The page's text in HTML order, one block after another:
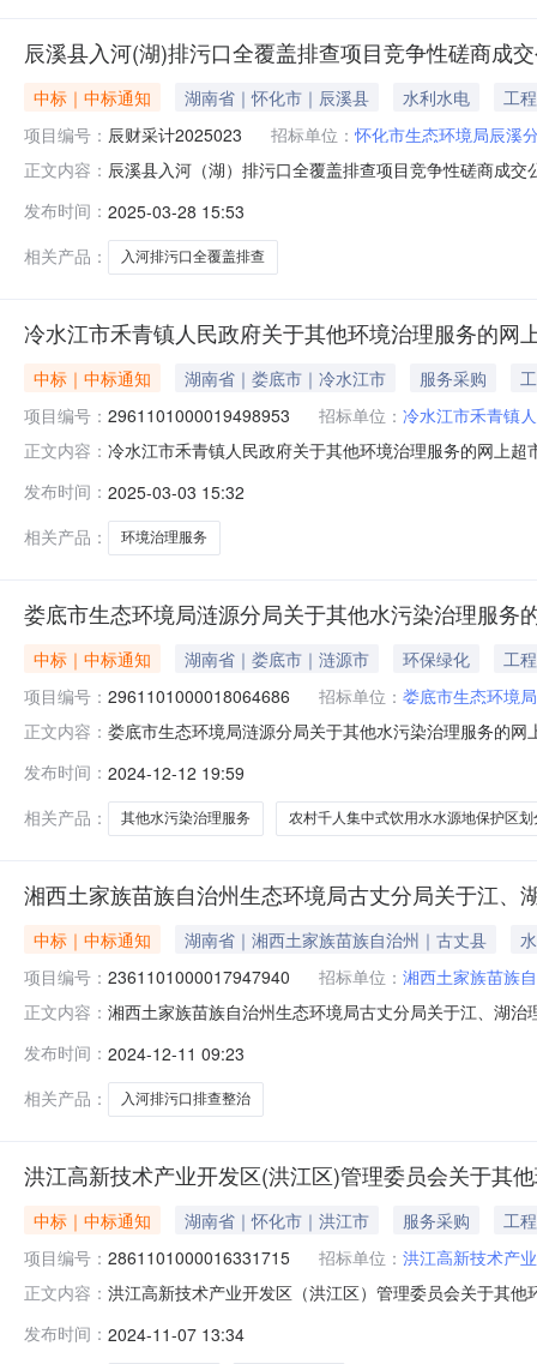
辰溪县入河(湖)排污口全覆盖排查项目竞争性磋商成
中标｜中标通知 湖南省｜怀化市｜辰溪县 水利水电
工程
项目编号： 辰财采计2025023 招标单位： 怀化市生态环境局辰溪
正文内容： 辰溪县入河（湖）排污口全覆盖排查项目竞争性磋商成
价（元）评分推荐排名湖南省壹泰环保科技有限公司合
发布时间： 2025-03-28 15:53
相关产品：
入河排污口全覆盖排查
冷水江市禾青镇人民政府关于其他环境治理服务的网
中标｜中标通知 湖南省｜娄底市｜冷水江市 服务采购
项目编号： 2961101000019498953 招标单位： 冷水江市禾青镇
正文内容： 冷水江市禾青镇人民政府关于其他环境治理服务的网上
码:431381项目所在行政区划名称:湖南省娄底市冷水江
发布时间： 2025-03-03 15:32
相关产品：
环境治理服务
娄底市生态环境局涟源分局关于其他水污染治理服务
中标｜中标通知 湖南省｜娄底市｜涟源市 环保绿化
工程
项目编号： 2961101000018064686 招标单位： 娄底市生态环境
正文内容： 娄底市生态环境局涟源分局关于其他水污染治理服务的
码:431382项目所在行政区划名称:湖南省娄底市涟源市
发布时间： 2024-12-12 19:59
相关产品：
其他水污染治理服务 农村千人集中式饮用水水源地保护区划
湘西土家族苗族自治州生态环境局古丈分局关于江、
中标｜中标通知 湖南省｜湘西土家族苗族自治州｜古丈县
项目编号： 2361101000017947940 招标单位： 湘西土家族苗族
正文内容： 湘西土家族苗族自治州生态环境局古丈分局关于江、湖
在行政区划编码:433199项目所在行政区划名称:湘西土
发布时间： 2024-12-11 09:23
相关产品：
入河排污口排查整治
洪江高新技术产业开发区(洪江区)管理委员会关于其
中标｜中标通知 湖南省｜怀化市｜洪江市 服务采购
工程
项目编号： 2861101000016331715 招标单位： 洪江高新技术产
正文内容： 洪江高新技术产业开发区（洪江区）管理委员会关于其
信息：项目所在行政区划编码:431213项目所在行政区划
发布时间： 2024-11-07 13:34